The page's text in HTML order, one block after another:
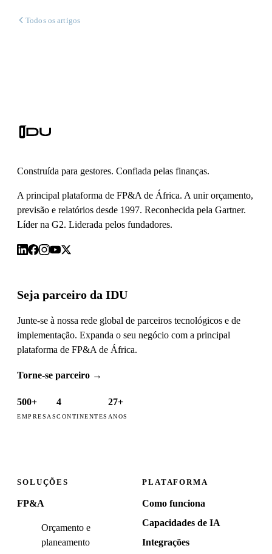
Todos os artigos
Construída para gestores. Confiada pelas finanças.
A principal plataforma de FP&A de África. A unir orçamento,
previsão e relatórios desde 1997. Reconhecida pela Gartner.
Líder na G2. Liderada pelos fundadores.
Seja parceiro da IDU
Junte-se à nossa rede global de parceiros tecnológicos e de
implementação. Expanda o seu negócio com a principal
plataforma de FP&A de África.
Torne-se parceiro →
500+
EMPRESAS
4
CONTINENTES
27+
ANOS
SOLUÇÕES
FP&A
Orçamento e
planeamento
PLATAFORMA
Como funciona
Capacidades de IA
Integrações